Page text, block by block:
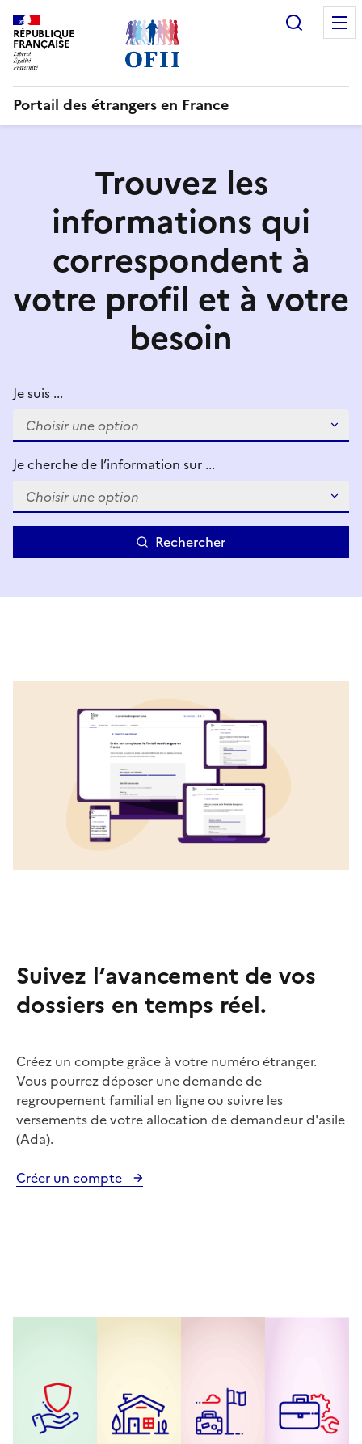
RÉPUBLIQUE
FRANÇAISE
Portail des étrangers en France
Trouvez les
informations qui
correspondent à
votre profil et à votre
besoin
Je suis ...
Je cherche de l’information sur ...
Rechercher
Suivez l’avancement de vos
dossiers en temps réel.
Créez un compte grâce à votre numéro étranger.
Vous pourrez déposer une demande de
regroupement familial en ligne ou suivre les
versements de votre allocation de demandeur d'asile
(Ada).
Créer un compte